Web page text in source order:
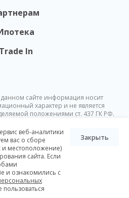
Trade In
данном сайте информация носит
характер и не является
положениями ст. 437 ГК РФ.
предварительного уведомления.
2026
данных
Pictus
веб-аналитики
вас о сборе
и местоположение)
сайта. Если
и ознакомились с
Закрыть